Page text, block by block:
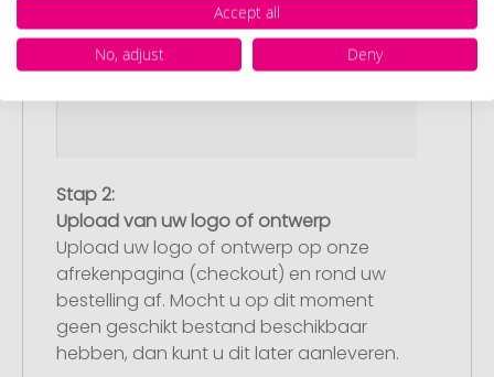
Stap 2:
Upload van uw logo of ontwerp
Upload uw logo of ontwerp op onze
afrekenpagina (checkout) en rond uw
bestelling af. Mocht u op dit moment
geen geschikt bestand beschikbaar
hebben, dan kunt u dit later aanleveren.
Accept all
No, adjust
Deny